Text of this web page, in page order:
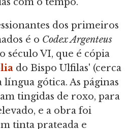
dos primeiros
é o Codex Argenteus
século VI, que é cópia
do Bispo Ulfilas' (cerca
língua gótica. As páginas
tingidas de roxo, para
e a obra foi
tinta prateada e